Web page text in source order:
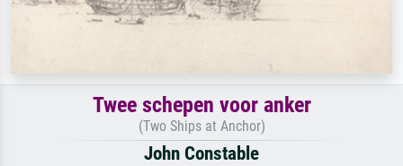
Twee schepen voor anker
(Two Ships at Anchor)
John Constable